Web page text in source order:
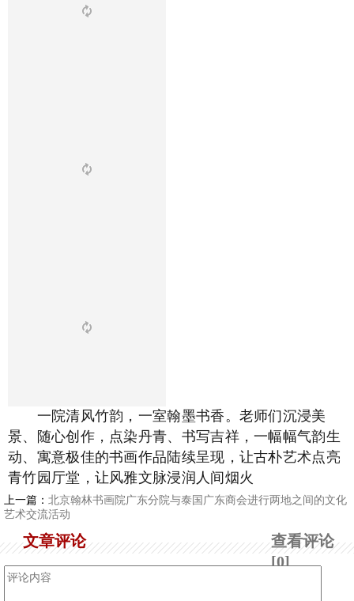
一院清风竹韵，一室翰墨书香。老师们沉浸美
景、随心创作，点染丹青、书写吉祥，一幅幅气韵生
动、寓意极佳的书画作品陆续呈现，让古朴艺术点亮
青竹园厅堂，让风雅文脉浸润人间烟火
上一篇： 北京翰林书画院广东分院与泰国广东商会进行两地之间的文化
艺术交流活动
查看评论
[0]
文章评论